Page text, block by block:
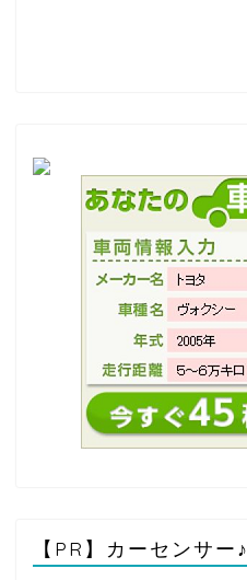
【PR】カーセンサー♪